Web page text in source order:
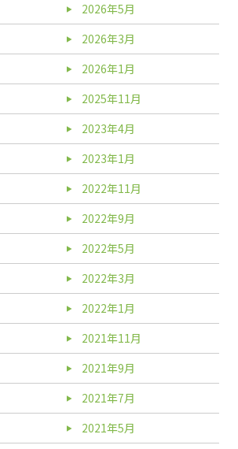
2026年5月
2026年3月
2026年1月
2025年11月
2023年4月
2023年1月
2022年11月
2022年9月
2022年5月
2022年3月
2022年1月
2021年11月
2021年9月
2021年7月
2021年5月